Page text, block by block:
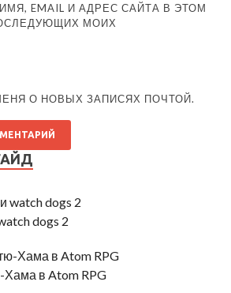
EMAIL И АДРЕС САЙТА В ЭТОМ
МОИХ
О НОВЫХ ЗАПИСЯХ ПОЧТОЙ.
dogs 2
Хама в Atom RPG